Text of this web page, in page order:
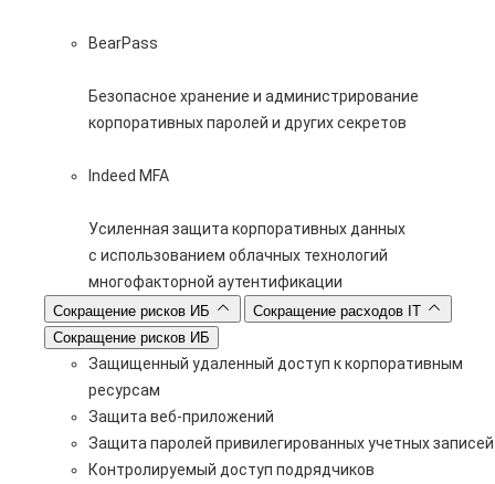
BearPass
Безопасное хранение и администрирование
корпоративных паролей и других секретов
Indeed MFA
Усиленная защита корпоративных данных
с использованием облачных технологий
многофакторной аутентификации
Сокращение рисков ИБ
Сокращение расходов IT
Сокращение рисков ИБ
Защищенный удаленный доступ к корпоративным
ресурсам
Защита веб-приложений
Защита паролей привилегированных учетных записей
Контролируемый доступ подрядчиков